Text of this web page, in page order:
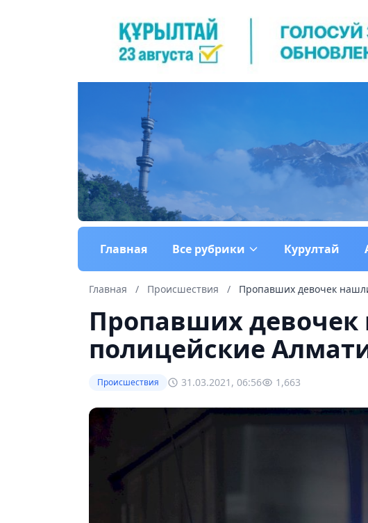
Главная Все рубрики Курултай
Главная / Происшествия / Пропавших девочек
Пропавших
полицейские
Происшествия 31.03.2021, 06:56 1,663